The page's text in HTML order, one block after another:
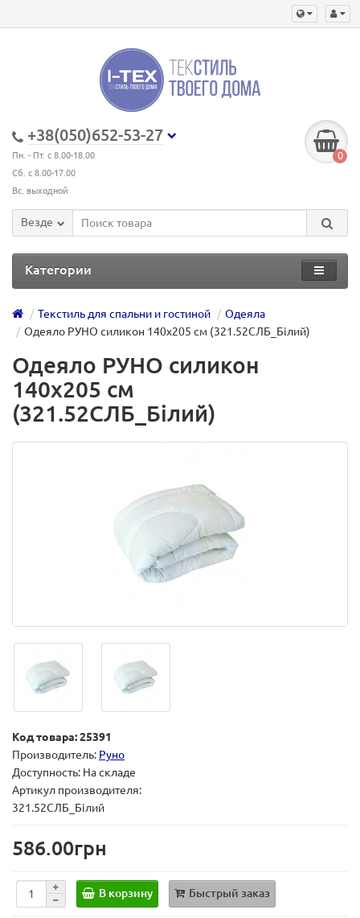
+38(050)652-53-27
Пн. - Пт. с 8.00-18.00
Сб. с 8.00-17.00
Вс. выходной
0
Везде
Категории
Текстиль для спальни и гостиной
Одеяла
Одеяло РУНО силикон 140х205 см (321.52СЛБ_Білий)
Одеяло РУНО силикон
140х205 см
(321.52СЛБ_Білий)
Код товара: 25391
Производитель: Руно
Доступность: На складе
Артикул производителя:
321.52СЛБ_Білий
586.00грн
В корзину Быстрый заказ